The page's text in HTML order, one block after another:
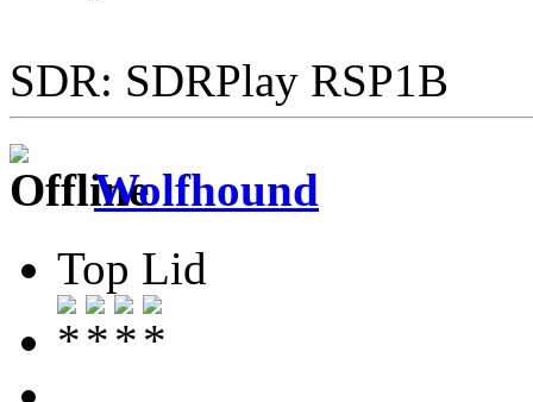
SDR: SDRPlay RSP1B
Wolfhound
Top Lid